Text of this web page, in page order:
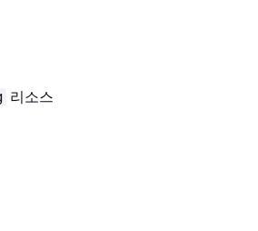
리소스